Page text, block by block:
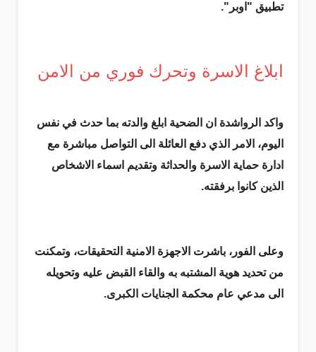
تطبيق "اوبر".
ابلاغ الاسرة وتحرك فوري من الامن
واكد الرواشدة ان الضحية ابلغ والدته بما حدث في نفس
اليوم، الامر الذي دفع العائلة الى التواصل مباشرة مع
ادارة حماية الاسرة والحداثة وتقديم اسماء الاشخاص
الذين كانوا برفقته.
وعلى الفور، باشرت الاجهزة الامنية التحقيقات، وتمكنت
من تحديد هوية المشتبه به والقاء القبض عليه وتحويله
الى مدعي عام محكمة الجنايات الكبرى.